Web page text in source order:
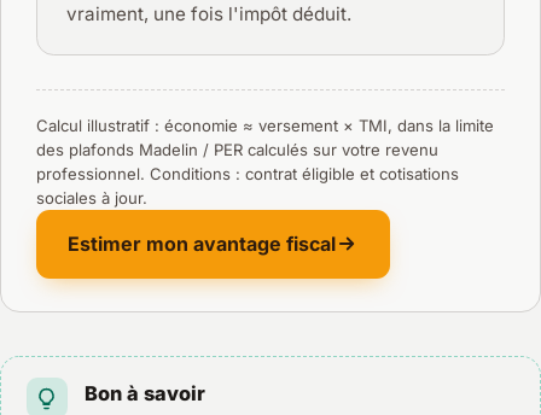
vraiment, une fois l'impôt déduit.
Calcul illustratif : économie ≈ versement × TMI, dans la limite
des plafonds Madelin / PER calculés sur votre revenu
professionnel. Conditions : contrat éligible et cotisations
sociales à jour.
Estimer mon avantage fiscal
Bon à savoir